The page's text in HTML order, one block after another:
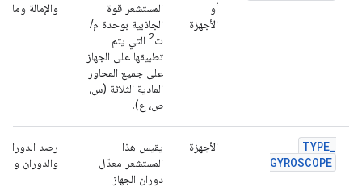
أو
الأجهزة
المستشعر قوة
الجاذبية بوحدة م/
ث2 التي يتم
تطبيقها على الجهاز
على جميع المحاور
المادية الثلاثة (س،
ص، ع).
والإمالة وما
TYPE_
GYROSCOPE
الأجهزة
يقيس هذا
المستشعر معدّل
دوران الجهاز
رصد الدوران
والدوران